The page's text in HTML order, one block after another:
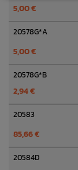
5,00 €
20578G*A
5,00 €
20578G*B
2,94 €
20583
85,66 €
20584D